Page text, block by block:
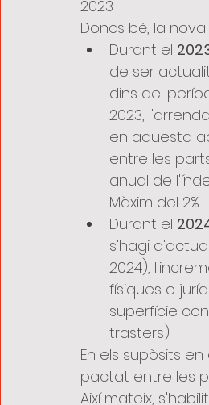
2023
Doncs bé, la
Durant el
de ser
dins del
2023,
en aquesta
entre les
anual de
Màxim del 2%.
Durant el
s'hagi
2024),
físiques o
superfície
trasters).
En els supòsits
pactat entre les
Així mateix,